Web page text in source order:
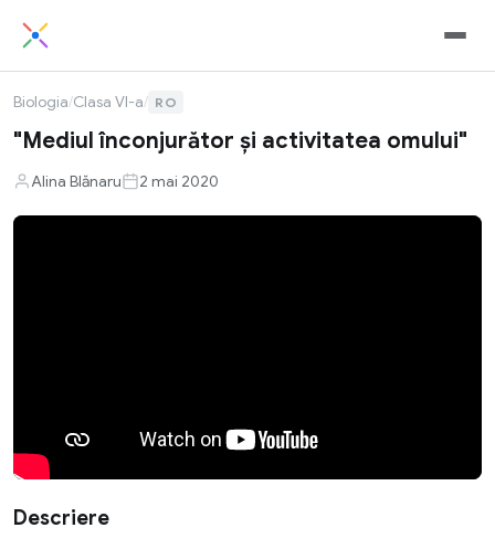
Biologia/Clasa VI-a/ RO
"Mediul înconjurător și activitatea omului"
Alina Blănaru 2 mai 2020
Descriere